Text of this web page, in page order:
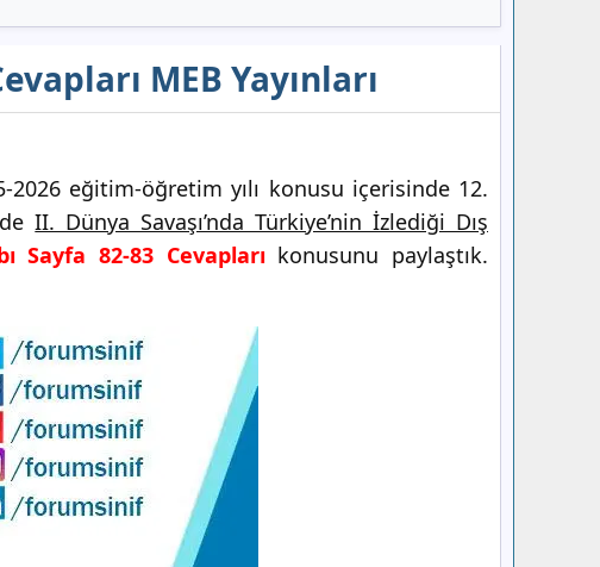
MEB Yayınları
2026 eğitim-öğretim yılı konusu içerisinde 12.
II. Dünya Savaşı’nda Türkiye’nin İzlediği Dış
Sayfa 82-83 Cevaplarıkonusunu paylaştık.